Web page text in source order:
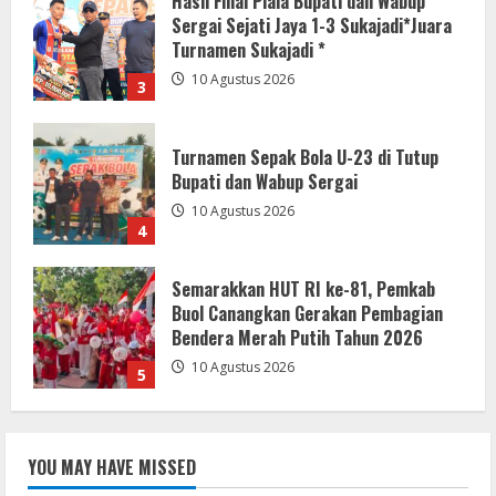
4
Turnamen Sepak Bola U-23 di Tutup
Bupati dan Wabup Sergai
10 Agustus 2026
5
Semarakkan HUT RI ke-81, Pemkab
Buol Canangkan Gerakan Pembagian
Bendera Merah Putih Tahun 2026
10 Agustus 2026
1
HUT ke-9 RSUD Cikalongwetan, Bupati
Jeje: Perkuat Disiplin dan Wujudkan
Pelayanan Humanis
10 Agustus 2026
Rakyat Tindak Lanjuti Permohonan
Survei Pemenuhan Readiness Criteria
YOU MAY HAVE MISSED